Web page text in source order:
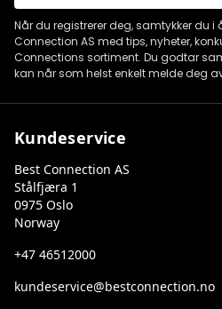
Når du registrerer deg, samtykker du
Connection AS med tips, nyheter,
Connections sortiment. Du godtar
kan når som helst enkelt melde deg
Kundeservice
Best Connection AS
Stålfjæra 1
0975 Oslo
Norway
+47 46512000
kundeservice@bestconnection.no